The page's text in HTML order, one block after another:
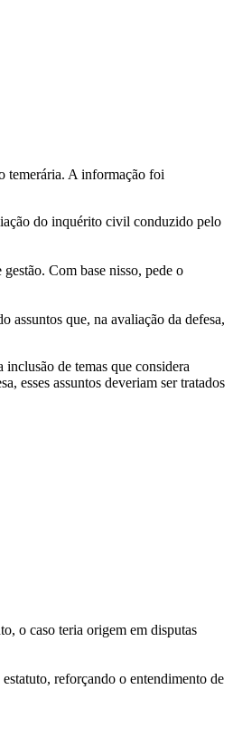
temerária. A informação foi
do inquérito civil conduzido pelo
Com base nisso, pede o
assuntos que, na avaliação da defesa,
de temas que considera
esses assuntos deveriam ser tratados
o caso teria origem em disputas
reforçando o entendimento de